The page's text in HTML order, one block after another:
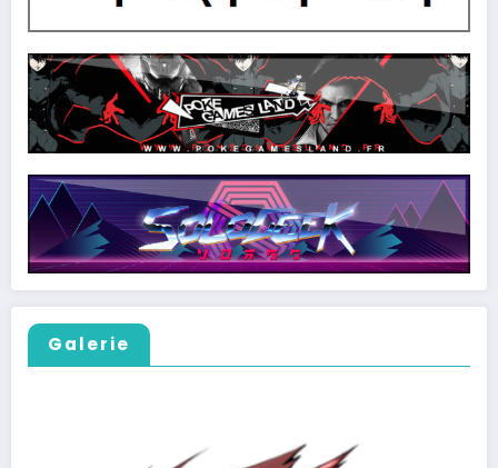
Galerie